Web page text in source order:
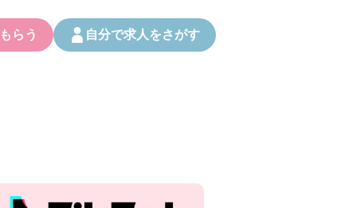
らう 自分で求人をさがす